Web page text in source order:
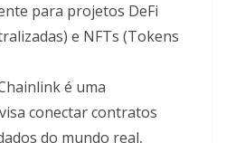
para projetos DeFi
e NFTs (Tokens
é uma
conectar contratos
do mundo real,